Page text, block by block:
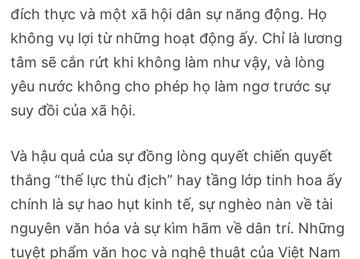
đích thực và một xã hội dân sự năng động. Họ
không vụ lợi từ những hoạt động ấy. Chỉ là lương
tâm sẽ cắn rứt khi không làm như vậy, và lòng
yêu nước không cho phép họ làm ngơ trước sự
suy đồi của xã hội.
Và hậu quả của sự đồng lòng quyết chiến quyết
thắng “thế lực thù địch” hay tầng lớp tinh hoa ấy
chính là sự hao hụt kinh tế, sự nghèo nàn về tài
nguyên văn hóa và sự kìm hãm về dân trí. Những
tuyệt phẩm văn học và nghệ thuật của Việt Nam